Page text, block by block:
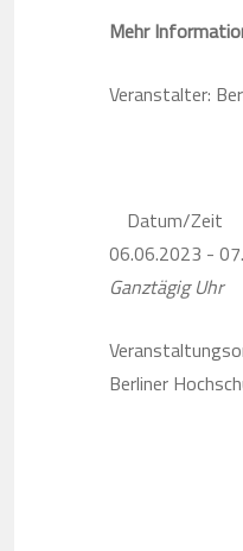
Mehr
Veranstalter:
Datum/Zeit
06.06.2023 -
Ganztägig Uhr
Berliner